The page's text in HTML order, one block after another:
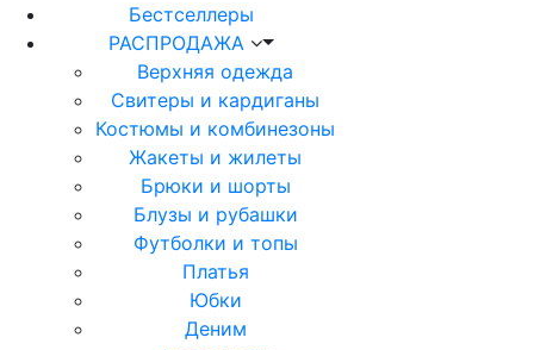
Бестселлеры
РАСПРОДАЖА
Верхняя одежда
Свитеры и кардиганы
Костюмы и комбинезоны
Жакеты и жилеты
Брюки и шорты
Блузы и рубашки
Футболки и топы
Платья
Юбки
Деним